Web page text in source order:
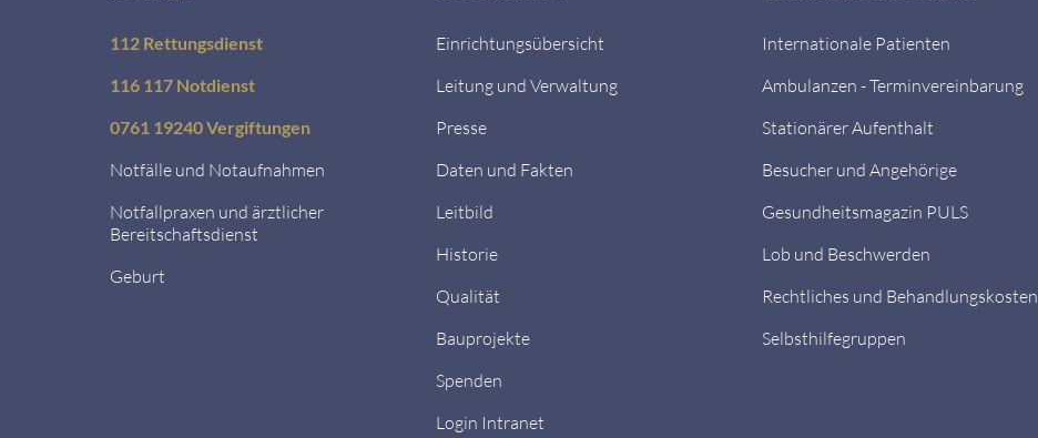
112 Rettungsdienst
116 117 Notdienst
0761 19240 Vergiftungen
Notfälle und Notaufnahmen
Notfallpraxen und ärztlicher
Bereitschaftsdienst
Geburt
Einrichtungsübersicht
Leitung und Verwaltung
Presse
Daten und Fakten
Leitbild
Historie
Qualität
Bauprojekte
Spenden
Login Intranet
Internationale Patienten
Ambulanzen - Terminvereinbarung
Stationärer Aufenthalt
Besucher und Angehörige
Gesundheitsmagazin PULS
Lob und Beschwerden
Rechtliches und Behandlungskosten
Selbsthilfegruppen